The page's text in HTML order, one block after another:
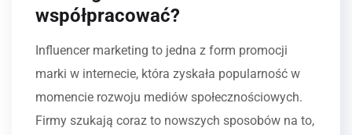
współpracować?
Influencer marketing to jedna z form promocji
marki w internecie, która zyskała popularność w
momencie rozwoju mediów społecznościowych.
Firmy szukają coraz to nowszych sposobów na to,